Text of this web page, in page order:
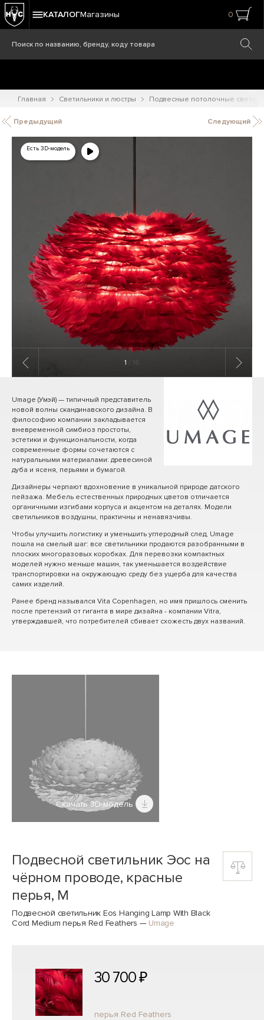
КАТАЛОГМагазины 0
Главная Светильники и люстры Подвесные потолочные
Предыдущий Следующий
Есть 3D-модель
1 / 16
Umage (Умэй) — типичный представитель
новой волны скандинавского дизайна. В
философию компании закладывается
вневременной симбиоз простоты,
эстетики и функциональности, когда
современные формы сочетаются с
натуральными материалами: древесиной
дуба и ясеня, перьями и бумагой.
Дизайнеры черпают вдохновение в уникальной природе датского
пейзажа. Мебель естественных природных цветов отличается
органичными изгибами корпуса и акцентом на деталях. Модели
светильников воздушны, практичны и ненавязчивы.
Чтобы улучшить логистику и уменьшить углеродный след, Umage
пошла на смелый шаг: все светильники продаются разобранными в
плоских многоразовых коробках. Для перевозки компактных
моделей нужно меньше машин, так уменьшается воздействие
транспортировки на окружающую среду без ущерба для качества
самих изделий.
Ранее бренд назывался Vita Copenhagen, но имя пришлось сменить
после претензий от гиганта в мире дизайна - компании Vitra,
утверждавшей, что потребителей сбивает схожесть двух названий.
Скачать 3D-модель
Подвесной светильник Эос на
чёрном проводе, красные
перья, M
Подвесной светильник Eos Hanging Lamp With Black
Cord Medium перья Red Feathers — Umage
30 700 ₽
перья Red Feathers